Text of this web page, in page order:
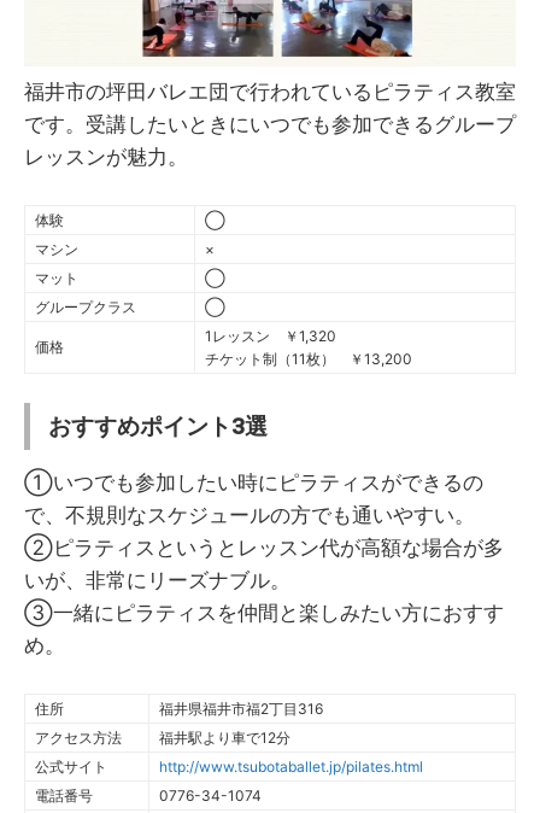
福井市の坪田バレエ団で行われているピラティス教室
です。受講したいときにいつでも参加できるグループ
レッスンが魅力。
体験
◯
マシン
×
マット
◯
グループクラス
◯
価格
1レッスン ￥1,320
チケット制（11枚） ￥13,200
おすすめポイント3選
①いつでも参加したい時にピラティスができるの
で、不規則なスケジュールの方でも通いやすい。
②ピラティスというとレッスン代が高額な場合が多
いが、非常にリーズナブル。
③一緒にピラティスを仲間と楽しみたい方におすす
め。
住所
福井県福井市福2丁目316
アクセス方法
福井駅より車で12分
公式サイト
http://www.tsubotaballet.jp/pilates.html
電話番号
0776-34-1074